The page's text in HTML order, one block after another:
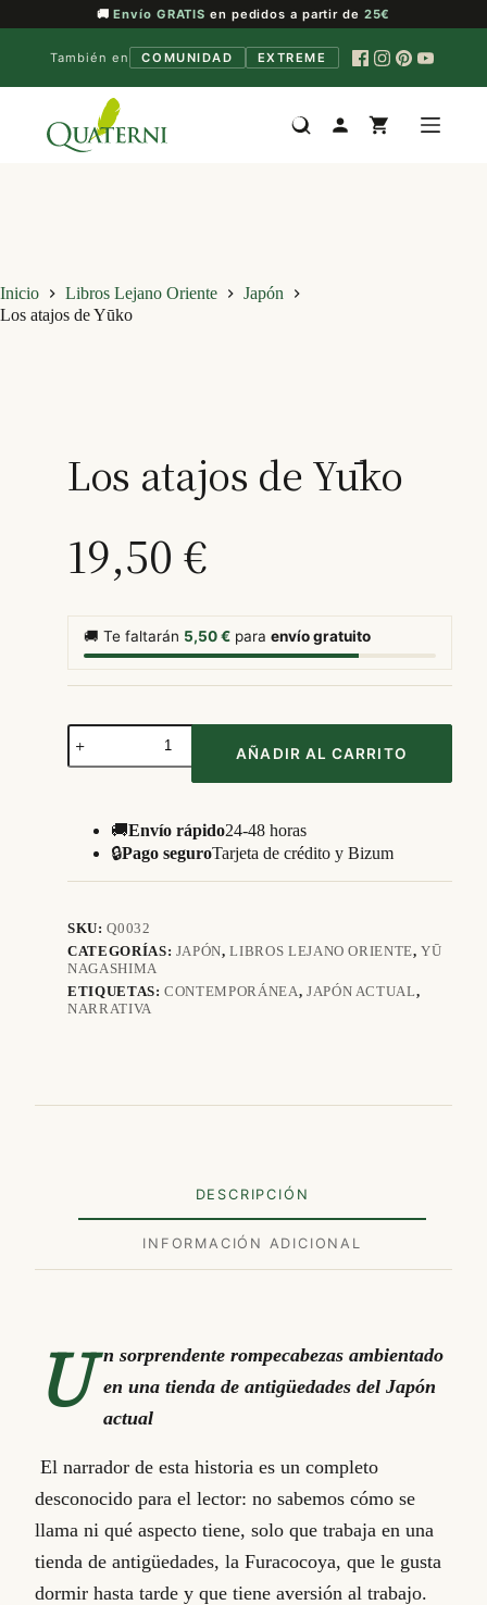
🚚Envío GRATIS en pedidos a partir de 25€
También en COMUNIDAD EXTREME
contenido
Inicio Libros Lejano Oriente
Japón
Los atajos de Yūko
Los atajos de Yūko
19,50 €
🚚 Te faltarán 5,50€ para envío gratuito
Los
atajos
de
AÑADIR AL CARRITO
🚚Envío rápido24-48 horas
🔒Pago seguroTarjeta de crédito y Bizum
SKU:Q0032
CATEGORÍAS: JAPÓN,LIBROS LEJANO ORIENTE,YŪ
NAGASHIMA
ETIQUETAS:CONTEMPORÁNEA, JAPÓN ACTUAL,
NARRATIVA
DESCRIPCIÓN
INFORMACIÓN ADICIONAL
U n sorprendente rompecabezas ambientado
en una tienda de antigüedades del Japón
actual
El narrador de esta historia es un completo
desconocido para el lector: no sabemos cómo se
llama ni qué aspecto tiene, solo que trabaja en una
tienda de antigüedades, la Furacocoya, que le gusta
dormir hasta tarde y que tiene aversión al trabajo.